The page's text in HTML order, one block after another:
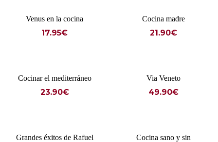
Venus en la cocina
17.95€
Cocina madre
21.90€
Cocinar el mediterráneo
23.90€
Via Veneto
49.90€
Grandes éxitos de Rafuel
Cocina sano y sin